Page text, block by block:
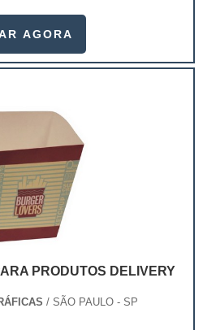
e dá um toque totalmente
que uma peça promocional
AGORA
PRODUTOS DELIVERY
/ SÃO PAULO - SP